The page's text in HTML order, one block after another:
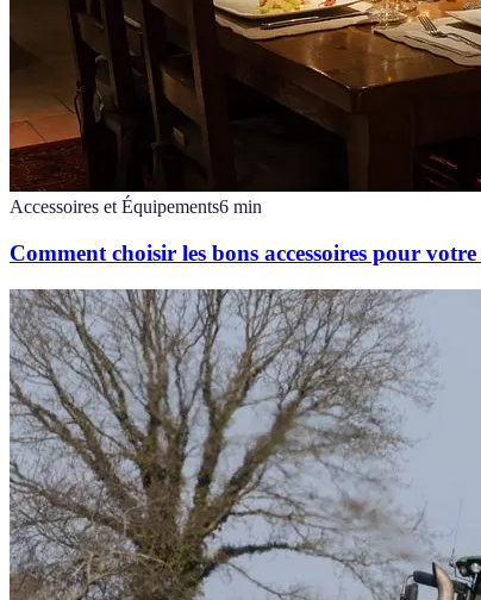
Accessoires et Équipements6 min
Comment choisir les bons accessoires pour